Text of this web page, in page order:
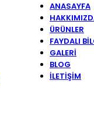
ANASAYFA
ÜRÜNLER
FAYDALI
GALERI
BLOG
İLETIŞIM